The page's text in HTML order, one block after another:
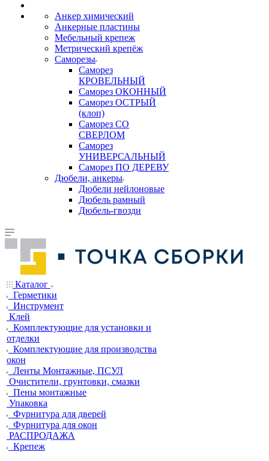
Анкер химический
Анкерные пластины
Мебельный крепеж
Метрический крепёж
Саморезы
Саморез
КРОВЕЛЬНЫЙ
Саморез ОКОННЫЙ
Саморез ОСТРЫЙ
(клоп)
Саморез СО
СВЕРЛОМ
Саморез
УНИВЕРСАЛЬНЫЙ
Саморез ПО ДЕРЕВУ
Дюбели, анкеры
Дюбели нейлоновые
Дюбель рамный
Дюбель-гвозди
Каталог
Герметики
Инструмент
Клей
Комплектующие для установки и
отделки
Комплектующие для производства
окон
Ленты Монтажные, ПСУЛ
Очистители, грунтовки, смазки
Пены монтажные
Упаковка
Фурнитура для дверей
Фурнитура для окон
РАСПРОДАЖА
Крепеж